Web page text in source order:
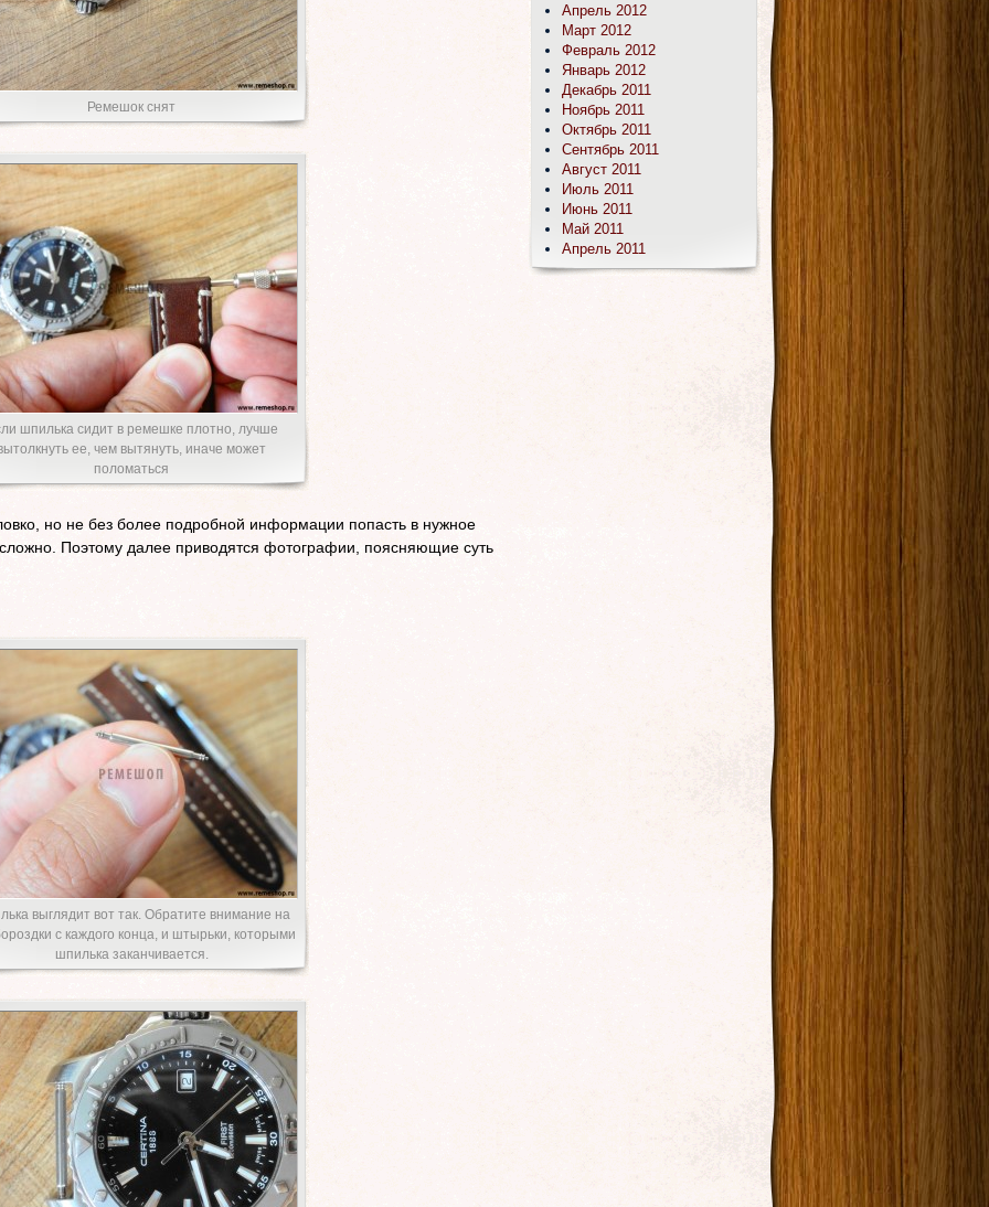
Ремешок снят
шпилька сидит в ремешке плотно, лучше
ее, чем вытянуть, иначе может
поломаться
но не без более подробной информации попасть в нужное
Поэтому далее приводятся фотографии, поясняющие суть
выглядит вот так. Обратите внимание на
с каждого конца, и штырьки, которыми
шпилька заканчивается.
Апрель 2012
Март 2012
Февраль 2012
Январь 2012
Декабрь 2011
Ноябрь 2011
Октябрь 2011
Сентябрь 2011
Август 2011
Июль 2011
Июнь 2011
Май 2011
Апрель 2011